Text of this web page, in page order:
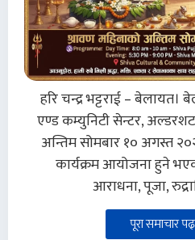
हरि चन्द्र भट्टराई –
एण्ड कम्युनिटी सेन्टर,
अन्तिम सोमबार १० अगस्त
कार्यक्रम आयोजना हुने
आराधना, पूजा,
पूरा समाचार